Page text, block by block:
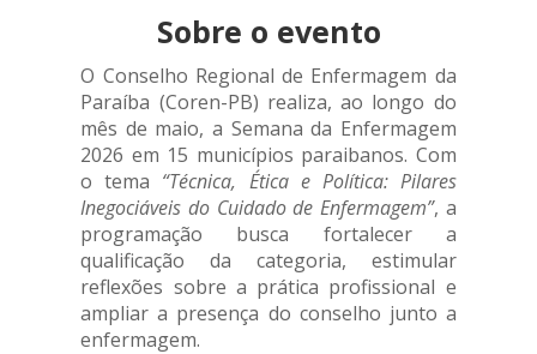
Sobre o evento
O Conselho Regional de Enfermagem da
Paraíba (Coren-PB) realiza, ao longo do
mês de maio, a Semana da Enfermagem
2026 em 15 municípios paraibanos. Com
o tema “Técnica, Ética e Política: Pilares
Inegociáveis do Cuidado de Enfermagem”, a
programação busca fortalecer a
qualificação da categoria, estimular
reflexões sobre a prática profissional e
ampliar a presença do conselho junto a
enfermagem.